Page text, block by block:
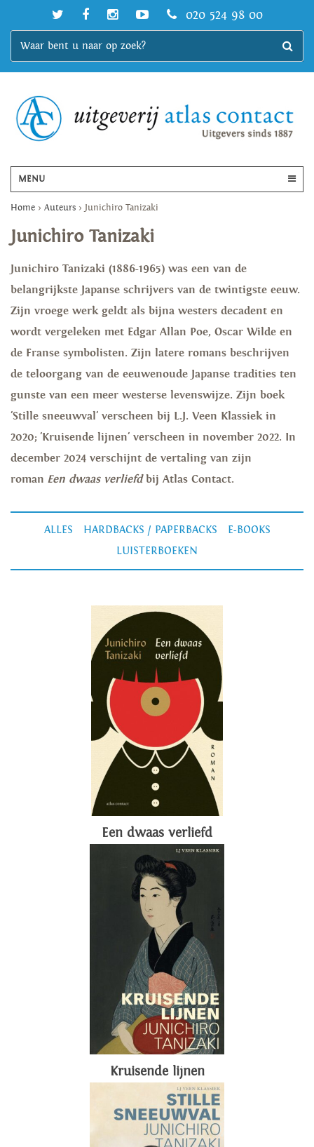
020 524 98 00
MENU
Home > Auteurs > Junichiro Tanizaki
Junichiro Tanizaki
Junichiro Tanizaki (1886-1965) was een van de
belangrijkste Japanse schrijvers van de twintigste eeuw.
Zijn vroege werk geldt als bijna westers decadent en
wordt vergeleken met Edgar Allan Poe, Oscar Wilde en
de Franse symbolisten. Zijn latere romans beschrijven
de teloorgang van de eeuwenoude Japanse tradities ten
gunste van een meer westerse levenswijze. Zijn boek
'Stille sneeuwval' verscheen bij L.J. Veen Klassiek in
2020; 'Kruisende lijnen' verscheen in november 2022. In
december 2024 verschijnt de vertaling van zijn
roman Een dwaas verliefdbij Atlas Contact.
ALLES HARDBACKS / PAPERBACKS
E-BOOKS
LUISTERBOEKEN
Een dwaas verliefd
Kruisende lijnen